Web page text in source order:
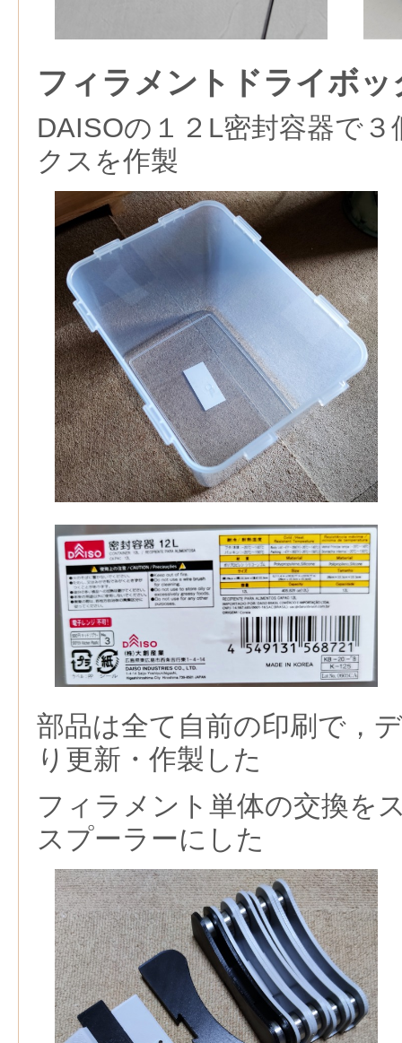
フィラメントドライボッ
DAISOの１２L密封容器で
クスを作製
部品は全て自前の印刷で，
り更新・作製した
フィラメント単体の交換を
スプーラーにした